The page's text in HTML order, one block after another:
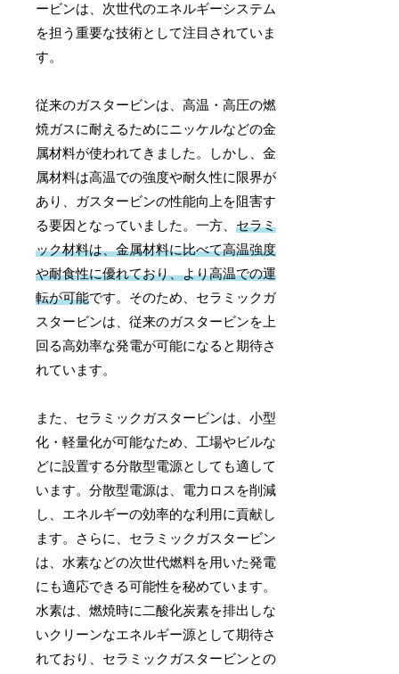
ービンは、次世代のエネルギーシステム
を担う重要な技術として注目されていま
す。
従来のガスタービンは、高温・高圧の燃
焼ガスに耐えるためにニッケルなどの金
属材料が使われてきました。しかし、金
属材料は高温での強度や耐久性に限界が
あり、ガスタービンの性能向上を阻害す
る要因となっていました。一方、セラミ
ック材料は、金属材料に比べて高温強度
や耐食性に優れており、より高温での運
転が可能です。そのため、セラミックガ
スタービンは、従来のガスタービンを上
回る高効率な発電が可能になると期待さ
れています。
また、セラミックガスタービンは、小型
化・軽量化が可能なため、工場やビルな
どに設置する分散型電源としても適して
います。分散型電源は、電力ロスを削減
し、エネルギーの効率的な利用に貢献し
ます。さらに、セラミックガスタービン
は、水素などの次世代燃料を用いた発電
にも適応できる可能性を秘めています。
水素は、燃焼時に二酸化炭素を排出しな
いクリーンなエネルギー源として期待さ
れており、セラミックガスタービンとの